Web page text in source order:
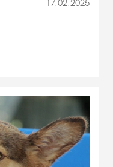
17.02.2025